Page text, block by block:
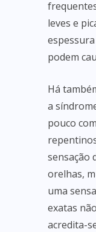
leves e
podem
Há
a
pouco
sensação
orelhas,
uma
exatas
acredita-